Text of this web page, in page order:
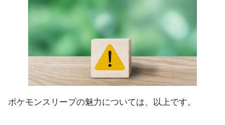
ポケモンスリープの魅力については、以上です。